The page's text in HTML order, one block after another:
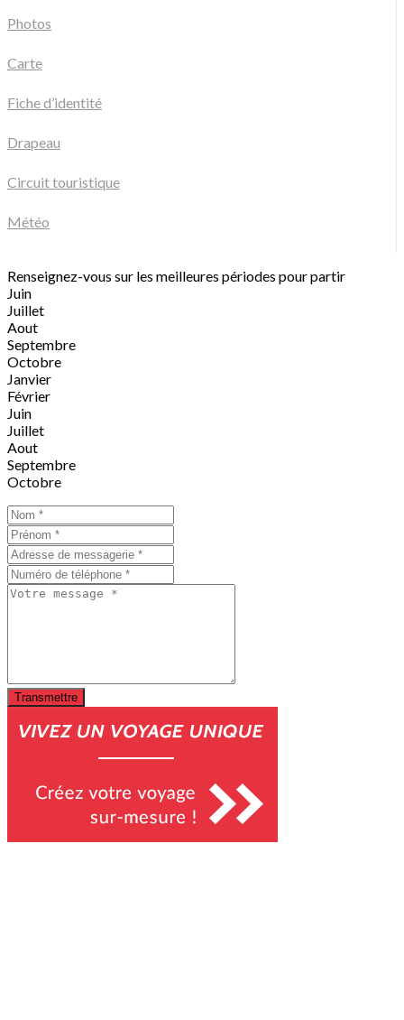
Photos
Carte
Fiche d’identité
Drapeau
Circuit touristique
Météo
Renseignez-vous sur les meilleures périodes pour partir
Juin
Juillet
Aout
Septembre
Octobre
Janvier
Février
Juin
Juillet
Aout
Septembre
Octobre